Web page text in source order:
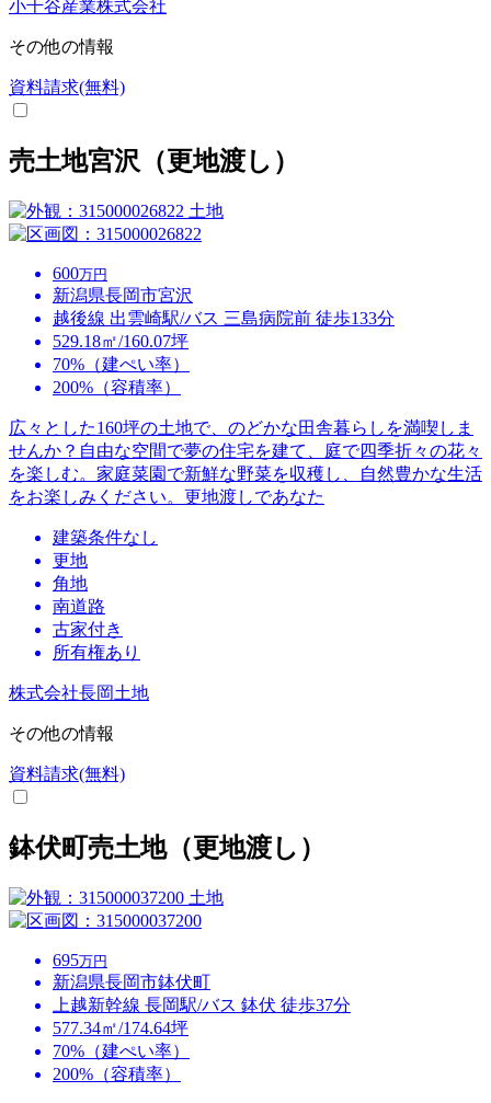
小千谷産業株式会社
その他の情報
資料請求(無料)
売土地宮沢（更地渡し）
土地
600万円
新潟県長岡市宮沢
越後線 出雲崎駅/バス 三島病院前 徒歩133分
529.18㎡/160.07坪
70%（建ぺい率）
200%（容積率）
広々とした160坪の土地で、のどかな田舎暮らしを満喫しま
せんか？自由な空間で夢の住宅を建て、庭で四季折々の花々
を楽しむ。家庭菜園で新鮮な野菜を収穫し、自然豊かな生活
をお楽しみください。更地渡しであなた
建築条件なし
更地
角地
南道路
古家付き
所有権あり
株式会社長岡土地
その他の情報
資料請求(無料)
鉢伏町売土地（更地渡し）
土地
695万円
新潟県長岡市鉢伏町
上越新幹線 長岡駅/バス 鉢伏 徒歩37分
577.34㎡/174.64坪
70%（建ぺい率）
200%（容積率）